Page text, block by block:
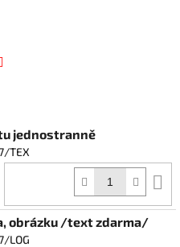
jednostranně
TEX
obrázku /text zdarma/
LOG